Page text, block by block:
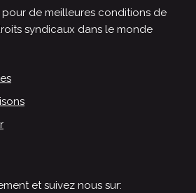
de meilleures conditions de
syndicaux dans le monde
et suivez nous sur: